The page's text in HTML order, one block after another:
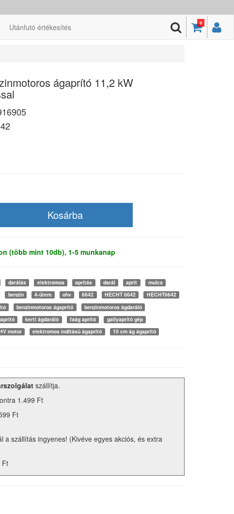
0
Utánfutó értékesítés
ágaprító 11,2 kW
(több mint 10db), 1-5 munkanap
darálás elektromos aprítás darál aprít
mulcs
benzin 4-ütem ohv 6642 HECHT 6642
HECHT6642
benzinmotoros ágaprító
benzinmotoros ágdaráló
kerti ágdaráló faág aprító
gallyaprító gép
motor elektromos indítású ágaprító 10 cm ág ágaprító
szállítja.
1.499 Ft
Ft
a szállítás ingyenes! (Kivéve egyes akciós, és extra
Ft